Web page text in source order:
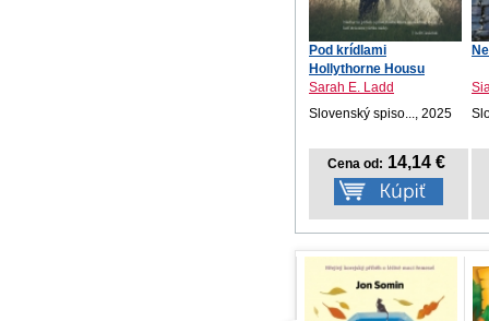
Pod krídlami
Hollythorne Housu
Sarah E. Ladd
Slovenský spiso..., 2025
Cena od: 14,14 €